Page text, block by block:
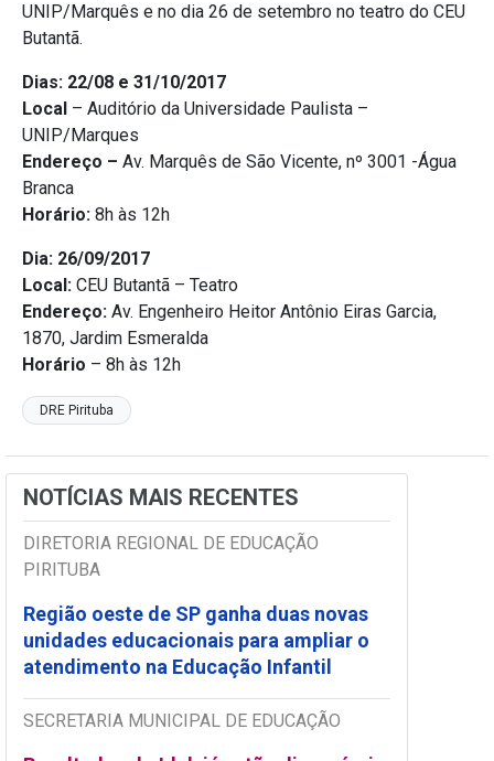
UNIP/Marquês e no dia 26 de setembro no teatro do CEU
Butantã.
Dias: 22/08 e 31/10/2017
Local – Auditório da Universidade Paulista –
UNIP/Marques
Endereço – Av. Marquês de São Vicente, nº 3001 -Água
Branca
Horário: 8h às 12h
Dia: 26/09/2017
Local: CEU Butantã – Teatro
Endereço: Av. Engenheiro Heitor Antônio Eiras Garcia,
1870, Jardim Esmeralda
Horário – 8h às 12h
DRE Pirituba
NOTÍCIAS MAIS RECENTES
DIRETORIA REGIONAL DE EDUCAÇÃO
PIRITUBA
Região oeste de SP ganha duas novas
unidades educacionais para ampliar o
atendimento na Educação Infantil
SECRETARIA MUNICIPAL DE EDUCAÇÃO